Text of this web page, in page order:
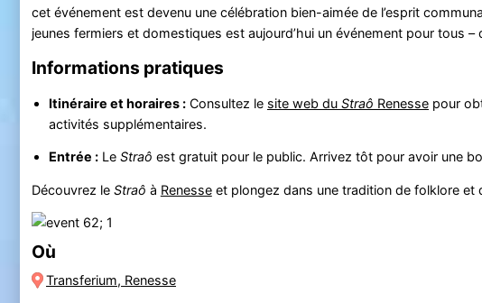
cet événement est devenu une célébration bien-aimée de l’esprit
jeunes fermiers et domestiques est aujourd’hui un événement pour tous
Informations pratiques
Itinéraire et horaires :Consultez le site web du Straô Renessepour
activités supplémentaires.
Entrée :Le Straô est gratuit pour le public. Arrivez tôt pour avoir une
Découvrez le Straô à Renesseet plongez dans une tradition de folklore et
Où
Transferium, Renesse